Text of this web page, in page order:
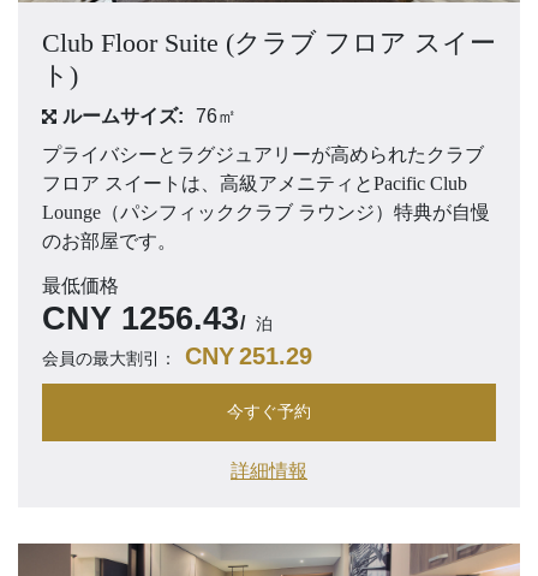
Club Floor Suite (クラブ フロア スイー
ト)
ルームサイズ:
76㎡
プライバシーとラグジュアリーが高められたクラブ
フロア スイートは、高級アメニティとPacific Club
Lounge（パシフィッククラブ ラウンジ）特典が自慢
のお部屋です。
最低価格
CNY 1256.43
泊
会員の最大割引：
CNY251.29
今すぐ予約
詳細情報